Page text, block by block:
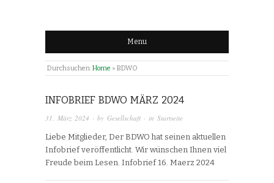
Menu
Durchsuchen:Home » BDWO
INFOBRIEF BDWO MÄRZ 2024
31. März 2024 · by Gesellschaft · in Startseite
Liebe Mitglieder, Der BDWO hat seinen aktuellen
Infobrief veröffentlicht. Wir wünschen Ihnen viel
Freude beim Lesen. Infobrief 16. Maerz 2024